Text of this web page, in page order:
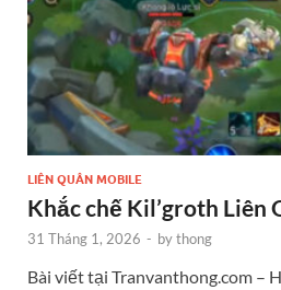
LIÊN QUÂN MOBILE
Khắc chế Kil’groth Liên
31 Tháng 1, 2026 - bythong
Bài viết tại Tranvanthong.com –